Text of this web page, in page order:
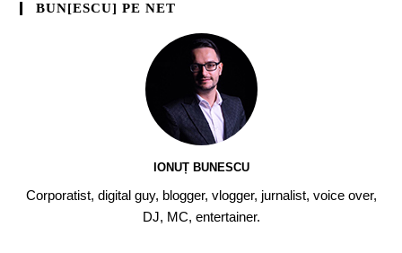
BUN[ESCU] PE NET
IONUȚ BUNESCU
Corporatist, digital guy, blogger, vlogger, jurnalist, voice over,
DJ, MC, entertainer.